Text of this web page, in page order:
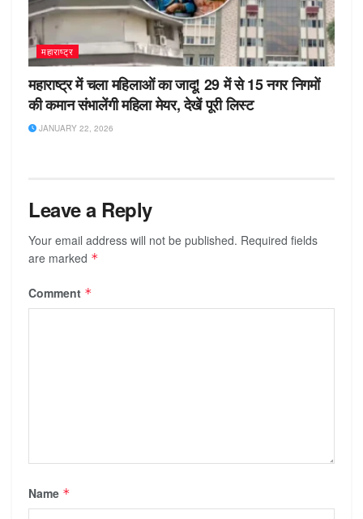
महाराष्ट्र
महाराष्ट्र में चला महिलाओं का जादू! 29 में से 15 नगर निगमों
की कमान संभालेंगी महिला मेयर, देखें पूरी लिस्ट
JANUARY 22, 2026
Leave a Reply
Your email address will not be published. Required fields
are marked *
Comment *
Name *